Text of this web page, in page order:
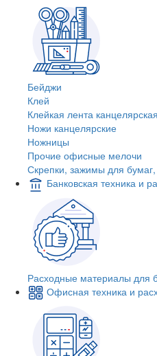
Бейджи
Клей
Клейкая лента канцелярская
Ножи канцелярские
Ножницы
Прочие офисные мелочи
Скрепки, зажимы для бумаг,
Банковская техника и
Расходные материалы для
Офисная техника и